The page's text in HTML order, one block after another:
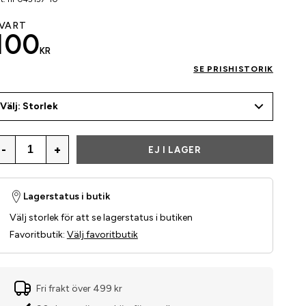
KR
SE PRISHISTORIK
Välj: Storlek
- + EJ I LAGER
Lagerstatus i butik
Välj storlek för att se lagerstatus i butiken
Favoritbutik: Välj favoritbutik
Fri frakt över 499 kr